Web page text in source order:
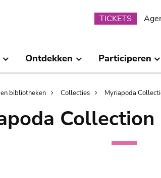
TICKETS
Ontdekken Participeren
bibliotheken Collecties Myriapoda